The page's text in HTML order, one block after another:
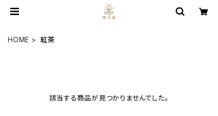
HOME 紅茶
該当する商品が見つかりませんでした。